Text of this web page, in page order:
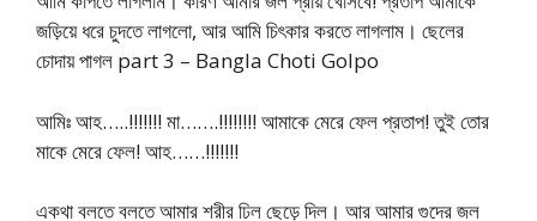
জড়িয়ে ধরে চুদতে লাগলো, আর আমি চিৎকার করতে লাগলাম। ছেলের
চোদায় পাগল part 3 – Bangla Choti Golpo
আমিঃ আহ…..!!!!!!! মা…….!!!!!!!! আমাকে মেরে ফেল প্রতাপ! তুই তোর
মাকে মেরে ফেল! আহ……!!!!!!!
একথা বলতে বলতে আমার শরীর ঢিল ছেড়ে দিল। আর আমার গুদের জল